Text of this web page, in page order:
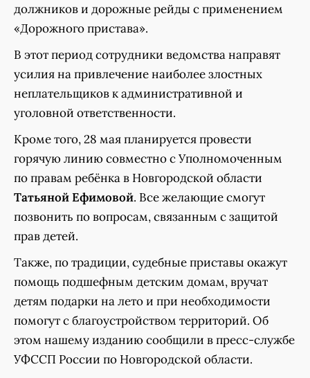
должников и дорожные рейды с применением
«Дорожного пристава».
В этот период сотрудники ведомства направят
усилия на привлечение наиболее злостных
неплательщиков к административной и
уголовной ответственности.
Кроме того, 28 мая планируется провести
горячую линию совместно с Уполномоченным
по правам ребёнка в Новгородской области
Татьяной Ефимовой. Все желающие смогут
позвонить по вопросам, связанным с защитой
прав детей.
Также, по традиции, судебные приставы окажут
помощь подшефным детским домам, вручат
детям подарки на лето и при необходимости
помогут с благоустройством территорий. Об
этом нашему изданию сообщили в пресс-службе
УФССП России по Новгородской области.